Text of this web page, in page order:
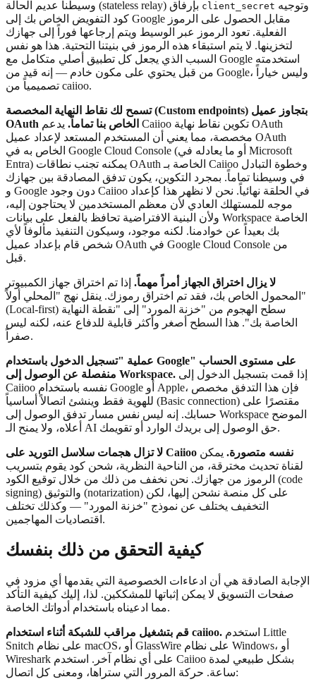
client_secret
كود التفويض الخاص بك إلى Google مقابل الحصول على الرموز
الفعلية. تعود الرموز عبر الوسيط ويتم إرجاعها فوراً إلى جهازك
لتخزينها. لا يتم استبقاء هذه الرموز في بنيتنا التحتية. هذا هو نفس
السبب الذي يجعل كل تطبيق أصلي متكامل مع Google استخدمته
من قبل يحتوي على مكون خادم — إنه قيد من Google، وليس خياراً
تصميمياً من caiioo.
تسمح لك نقاط النهاية المخصصة (Custom endpoints) بتجاوز عميل
OAuth الخاص بنا تماماً. يدعم Caiioo تكوين نقاط نهاية OAuth
مخصصة، مما يعني أن المستخدم المستعد لإعداد عميل OAuth
الخاص به في Google Cloud Console (أو ما يعادله في Microsoft
Entra) يمكنه تجنب نطاقات OAuth الخاصة بـ Caiioo وخطوة التبادل
في وسيطنا تماماً. بمجرد التكوين، يكون تدفق المصادقة بين جهازك
و Google دون وجود Caiioo في الحلقة نهائياً. نحن لا نظهر هذا كإعداد
موجه للمستهلك العادي لأن معظم المستخدمين لا يحتاجون إليه،
ولأن البنية الافتراضية تحافظ بالفعل على بيانات Workspace الخاصة
بك بعيداً عن خوادمنا. لكنه موجود، وسيكون التنفيذ مألوفاً لأي
شخص قام بإعداد عميل OAuth في Google Cloud Console من
قبل.
لا يزال اختراق الجهاز أمراً مهماً. إذا تم اختراق جهاز الكمبيوتر
المحمول الخاص بك، فقد تم اختراق رموزك. ينقل نهج "المحلي أولاً"
(Local-first) سطح الهجوم من "خزنة المورد" إلى "نقطة النهاية
الخاصة بك". هذا السطح أصغر وأكثر قابلية للدفاع عنه، لكنه ليس
صفراً.
عملية "تسجيل الدخول باستخدام Google" على مستوى الحساب
منفصلة عن الوصول إلى Workspace.
Caiioo نفسه باستخدام Google أو Apple، فإن هذا التدفق مخصص
للهوية فقط وينشئ اتصالاً أساسياً (Basic connection) مقتصرًا على
حسابك. إنه ليس نفس مسار تدفق الوصول إلى Workspace الموضح
أعلاه، ولا يمنح الـ AI حق الوصول إلى بريدك الوارد أو تقويمك.
لا تزال هجمات سلاسل التوريد على Caiioo نفسه متصورة. يمكن
لقناة تحديث مخترقة، من الناحية النظرية، شحن كود يقوم بتسريب
الرموز من جهازك. نحن نخفف من ذلك من خلال توقيع الكود (code
signing) والتوثيق (notarization) على كل منصة نشحن إليها، لكن
التخفيف يختلف عن نموذج "خزنة المورد" — وكذلك تختلف
اقتصاديات المهاجمين.
كيفية التحقق من ذلك بنفسك
الإجابة الصادقة هي أن ادعاءات الخصوصية التي يقدمها أي مزود في
صفحات التسويق لا يمكن إثباتها للمشككين. لذا، إليك كيفية التأكد
مما ادعيناه باستخدام أدواتك الخاصة.
قم بتشغيل مراقب للشبكة أثناء استخدام caiioo.
Snitch على نظام macOS، أو GlassWire على نظام Windows، أو
Wireshark على أي نظام آخر. استخدم Caiioo بشكل طبيعي لمدة
ساعة. حركة المرور التي ستراها، ومعنى كل اتصال: